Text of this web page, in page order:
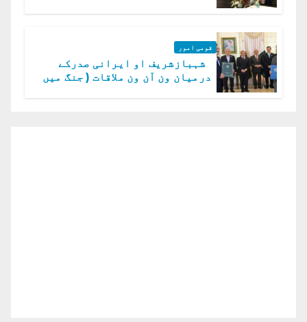
قومی امور
شہبازشریف او ایرانی صدرکے
درمیان ون آن ون ملاقات ( جنگ میں